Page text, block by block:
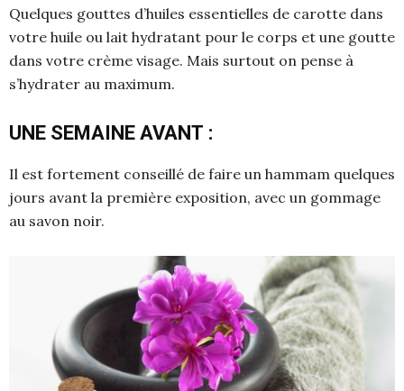
Quelques gouttes d’huiles essentielles de carotte dans
votre huile ou lait hydratant pour le corps et une goutte
dans votre crème visage. Mais surtout on pense à
s’hydrater au maximum.
UNE SEMAINE AVANT :
Il est fortement conseillé de faire un hammam quelques
jours avant la première exposition, avec un gommage
au savon noir.